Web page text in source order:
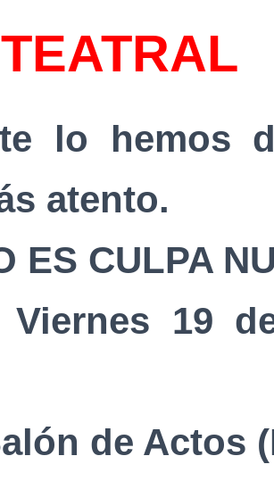
TEATRAL
lo hemos
atento.
ES CULPA
Viernes 19
de Actos